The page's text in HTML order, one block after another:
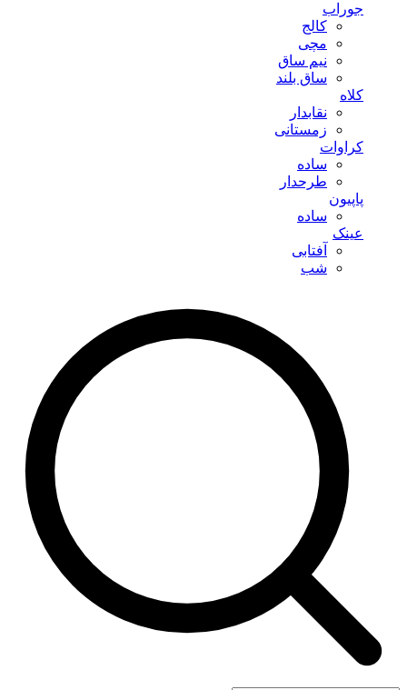
جوراب
کالج
مچی
نیم ساق
ساق بلند
کلاه
نقابدار
زمستانی
کراوات
ساده
طرحدار
پاپیون
ساده
عینک
آفتابی
شب